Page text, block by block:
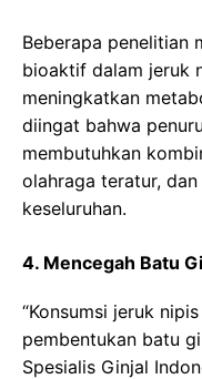
Beberapa penelitian
bioaktif dalam jeruk
meningkatkan
diingat bahwa
membutuhkan
olahraga teratur,
keseluruhan.
4. Mencegah Batu
“Konsumsi jeruk
pembentukan batu
Spesialis Ginjal